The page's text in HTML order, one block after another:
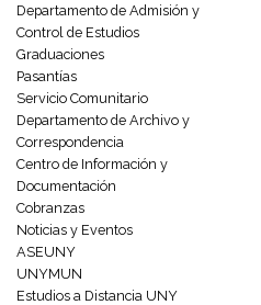
Departamento de Admisión y
Control de Estudios
Graduaciones
Pasantías
Servicio Comunitario
Departamento de Archivo y
Correspondencia
Centro de Información y
Documentación
Cobranzas
Noticias y Eventos
ASEUNY
UNYMUN
Estudios a Distancia UNY